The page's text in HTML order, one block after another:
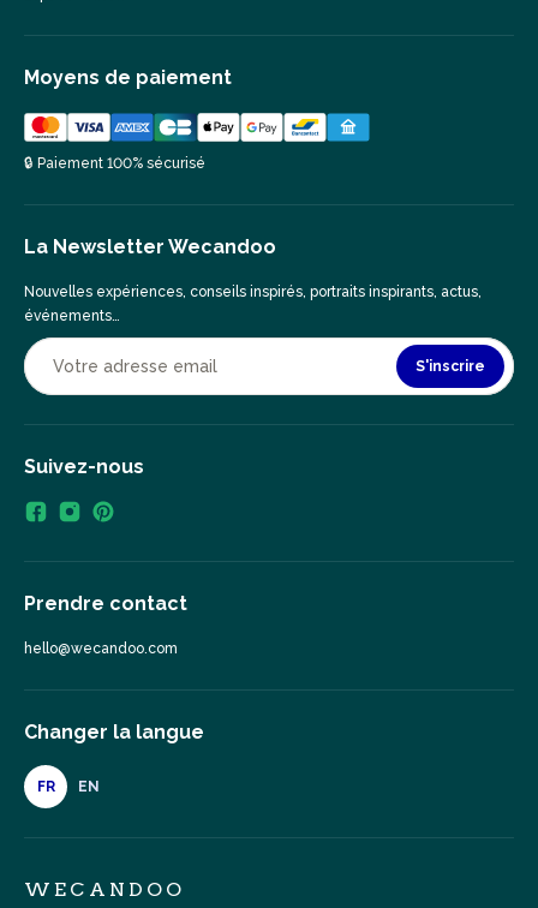
Moyens de paiement
🔒 Paiement 100% sécurisé
La Newsletter Wecandoo
Nouvelles expériences, conseils inspirés, portraits inspirants, actus,
événements…
S'inscrire
Suivez-nous
Prendre contact
hello@wecandoo.com
Changer la langue
FR EN
WECANDOO